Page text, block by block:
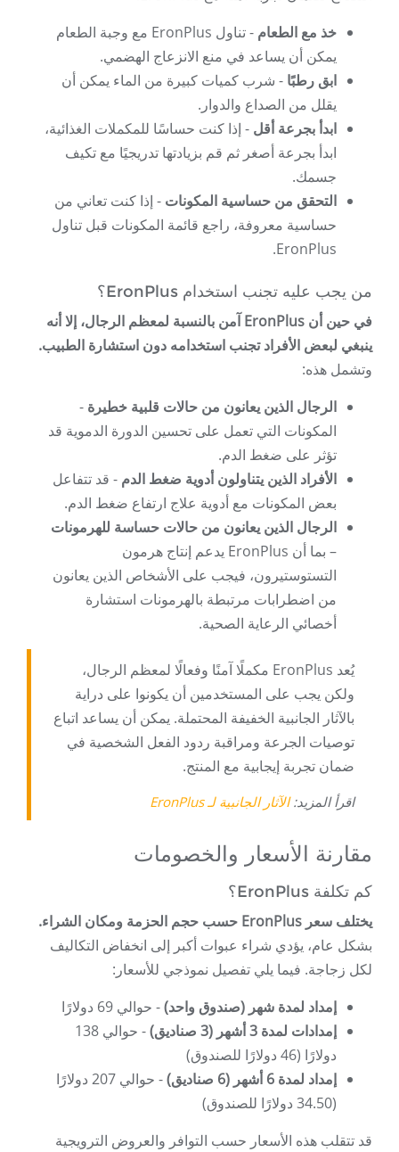
خذ مع الطعام
- تناول EronPlus مع وجبة الطعام
يمكن أن يساعد في منع الانزعاج الهضمي.
ابق رطبًا - شرب كميات كبيرة من الماء يمكن أن
يقلل من الصداع والدوار.
ابدأ بجرعة أقل - إذا كنت حساسًا للمكملات الغذائية،
ابدأ بجرعة أصغر ثم قم بزيادتها تدريجيًا مع تكيف
جسمك.
التحقق من حساسية المكونات - إذا كنت تعاني من
حساسية معروفة، راجع قائمة المكونات قبل تناول
EronPlus.
من يجب عليه تجنب استخدام EronPlus؟
في حين أن EronPlus آمن بالنسبة لمعظم الرجال، إلا أنه
ينبغي لبعض الأفراد تجنب استخدامه دون استشارة الطبيب.
وتشمل هذه:
الرجال الذين يعانون من حالات قلبية خطيرة -
المكونات التي تعمل على تحسين الدورة الدموية قد
تؤثر على ضغط الدم.
الأفراد الذين يتناولون أدوية ضغط الدم - قد تتفاعل
بعض المكونات مع أدوية علاج ارتفاع ضغط الدم.
الرجال الذين يعانون من حالات حساسة للهرمونات
– بما أن EronPlus يدعم إنتاج هرمون
التستوستيرون، فيجب على الأشخاص الذين يعانون
من اضطرابات مرتبطة بالهرمونات استشارة
أخصائي الرعاية الصحية.
يُعد EronPlus مكملًا آمنًا وفعالًا لمعظم الرجال،
ولكن يجب على المستخدمين أن يكونوا على دراية
بالآثار الجانبية الخفيفة المحتملة. يمكن أن يساعد اتباع
توصيات الجرعة ومراقبة ردود الفعل الشخصية في
ضمان تجربة إيجابية مع المنتج.
اقرأ المزيد:الآثار الجانبية لـ EronPlus
مقارنة الأسعار والخصومات
كم تكلفة EronPlus؟
يختلف سعر EronPlus حسب حجم الحزمة ومكان الشراء.
بشكل عام، يؤدي شراء عبوات أكبر إلى انخفاض التكاليف
لكل زجاجة. فيما يلي تفصيل نموذجي للأسعار:
إمداد لمدة شهر (صندوق واحد)- حوالي 69 دولارًا
إمدادات لمدة 3 أشهر (3 صناديق)
- حوالي 138
دولارًا (46 دولارًا للصندوق)
إمداد لمدة 6 أشهر (6 صناديق)
- حوالي 207 دولارًا
(34.50 دولارًا للصندوق)
قد تتقلب هذه الأسعار حسب التوافر والعروض الترويجية